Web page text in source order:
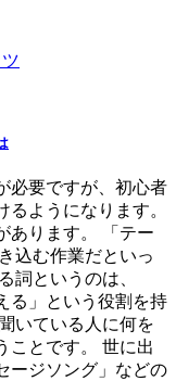
必要ですが、初心者
ようになります。
あります。 「テー
込む作業だといっ
詞というのは、
る」という役割を持
いている人に何を
ことです。 世に出
ージソング」などの